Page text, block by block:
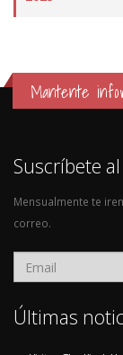
Mantente
Suscríbete
Mensualmente te
correo.
Últimas